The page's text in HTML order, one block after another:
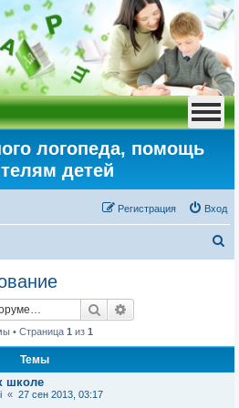
логопеда, помощь
детей
Вход
Регистрация
о
Поиск
• Страница 1 из 1
Темы
школе
« 27 сен 2013, 03:17